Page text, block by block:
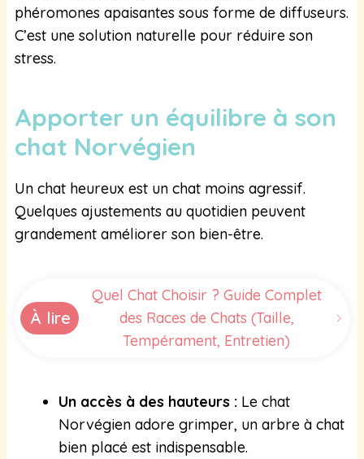
phéromones apaisantes sous forme de diffuseurs.
C’est une solution naturelle pour réduire son
stress.
Apporter un équilibre à son
chat Norvégien
Un chat heureux est un chat moins agressif.
Quelques ajustements au quotidien peuvent
grandement améliorer son bien-être.
À lire
Quel Chat Choisir ? Guide Complet
des Races de Chats (Taille,
Tempérament, Entretien)
Un accès à des hauteurs : Le chat
Norvégien adore grimper, un arbre à chat
bien placé est indispensable.